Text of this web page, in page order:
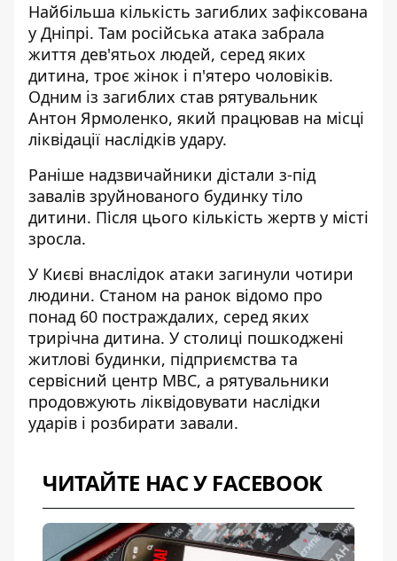
Найбільша кількість загиблих зафіксована
у Дніпрі. Там російська атака забрала
життя дев'ятьох людей, серед яких
дитина, троє жінок і п'ятеро чоловіків.
Одним із загиблих став рятувальник
Антон Ярмоленко, який працював на місці
ліквідації наслідків удару.
Раніше надзвичайники дістали з-під
завалів зруйнованого будинку тіло
дитини. Після цього кількість жертв у місті
зросла.
У Києві внаслідок атаки загинули чотири
людини. Станом на ранок відомо про
понад 60 постраждалих, серед яких
трирічна дитина. У столиці пошкоджені
житлові будинки, підприємства та
сервісний центр МВС, а рятувальники
продовжують ліквідовувати наслідки
ударів і розбирати завали.
ЧИТАЙТЕ НАС У FACEBOOK